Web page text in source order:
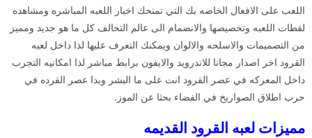
اللعب على الافعال الخاصه بك التي تمنحك اخبار اللعبه المباشره ومشاهده
لقطات اللعبه وتخصيصها والانضمام الى عالم التحالف كل ما هو جديد ومميز
من التصميمات والاسلحه والالوان ويمكنك التعرف عليها لذا داخل لعبه
القرود اخر اصدار مجانا للاندرويد والايفون برابط مباشر لذا امكانيه التجرب
داخل المعركه في عصر القرود انت على ما البشر وبدا عصر القرده في
حرب اطلاق الصواريخ في الفضاء بحثا عن الموز.
مميزات لعبه القرود القديمه